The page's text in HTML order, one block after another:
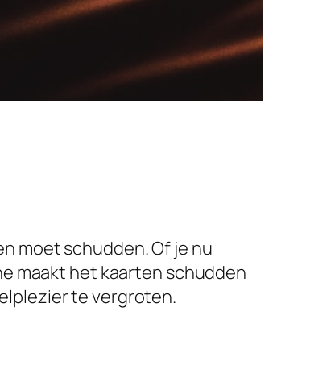
moet schudden. Of je nu
maakt het kaarten schudden
te vergroten.